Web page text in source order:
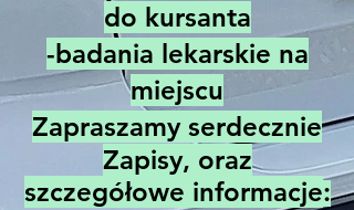
do kursanta
-badania lekarskie na
miejscu
Zapraszamy serdecznie
Zapisy, oraz
szczegółowe informacje: